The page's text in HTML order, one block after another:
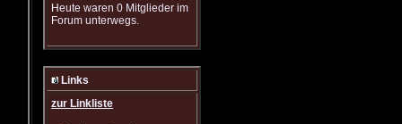
Heute waren 0 Mitglieder im
Forum unterwegs.
Links
zur Linkliste